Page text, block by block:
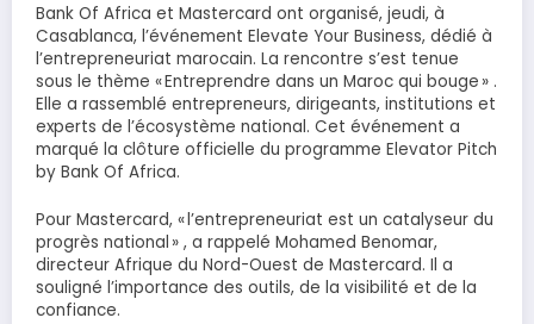
Bank Of Africa et Mastercard ont organisé, jeudi, à
Casablanca, l’événement Elevate Your Business, dédié à
l’entrepreneuriat marocain. La rencontre s’est tenue
sous le thème « Entreprendre dans un Maroc qui bouge » .
Elle a rassemblé entrepreneurs, dirigeants, institutions et
experts de l’écosystème national. Cet événement a
marqué la clôture officielle du programme Elevator Pitch
by Bank Of Africa.
Pour Mastercard, « l’entrepreneuriat est un catalyseur du
progrès national » , a rappelé Mohamed Benomar,
directeur Afrique du Nord-Ouest de Mastercard. Il a
souligné l’importance des outils, de la visibilité et de la
confiance.